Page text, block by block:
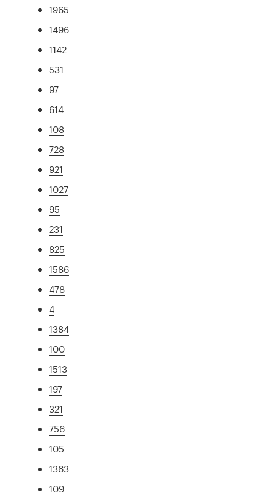
1965
1496
1142
531
97
614
108
728
921
1027
95
231
825
1586
478
4
1384
100
1513
197
321
756
105
1363
109